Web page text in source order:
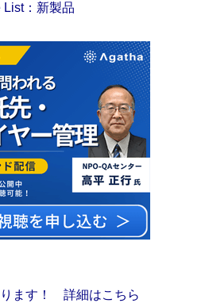
List：新製品
ます！ 詳細はこちら